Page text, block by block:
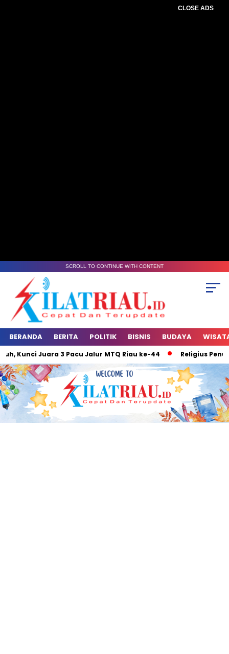
CLOSE ADS
SCROLL TO CONTINUE WITH CONTENT
BERANDA BERITA POLITIK BISNIS BUDAYA
3 Pacu Jalur MTQ Riau ke-44 Religius Penuh Warna :